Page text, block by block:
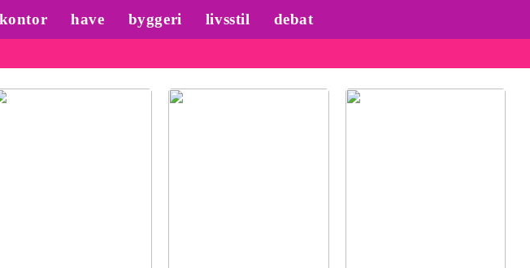
kontor have byggeri livsstil debat